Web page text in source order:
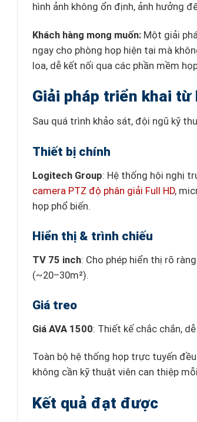
hình ảnh không ổn định, ảnh hưởng
Khách hàng mong muốn:Một giải
ngay cho phòng họp hiện tại mà
loa, dễ kết nối qua các phần mềm
Giải pháp triển khai từ
Sau quá trình khảo sát, đội ngũ kỹ
Thiết bị chính
Logitech Group: Hệ thống hội nghị
camera PTZ độ phân giải Full HD,
họp phổ biến.
Hiển thị & trình chiếu
TV 75 inch: Cho phép hiển thị rõ
(~20–30m²).
Giá treo
Giá AVA 1500: Thiết kế chắc chắn,
Toàn bộ hệ thống họp trực tuyến
không cần kỹ thuật viên can thiệp
Kết quả đạt được